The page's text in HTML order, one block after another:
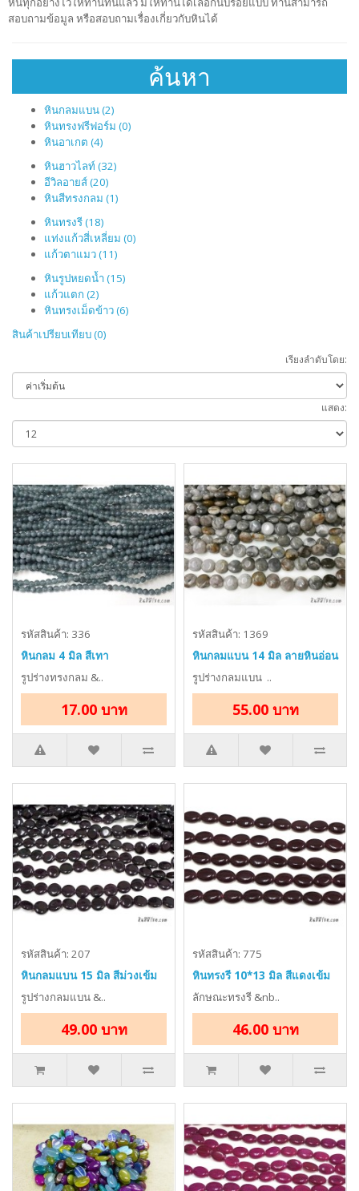
สอบถามข้อมูล หรือสอบถามเรื่องเกี่ยวกับหินได้
ค้นหา
หินกลมแบน (2)
หินทรงฟรีฟอร์ม (0)
หินอาเกต (4)
หินฮาวไลท์ (32)
อีวิลอายส์ (20)
หินสีทรงกลม (1)
หินทรงรี (18)
แท่งแก้วสี่เหลี่ยม (0)
แก้วตาแมว (11)
หินรูปหยดน้ำ (15)
แก้วแตก (2)
หินทรงเม็ดข้าว (6)
สินค้าเปรียบเทียบ (0)
เรียงลำดับโดย:
แสดง:
รหัสสินค้า: 336
หินกลม 4 มิล สีเทา
รูปร่างทรงกลม &..
17.00 บาท
รหัสสินค้า: 1369
หินกลมแบน 14 มิล ลายหินอ่อน
รูปร่างกลมแบน ..
55.00 บาท
รหัสสินค้า: 207
หินกลมแบน 15 มิล สีม่วงเข้ม
รูปร่างกลมแบน &..
49.00 บาท
รหัสสินค้า: 775
หินทรงรี 10*13 มิล สีแดงเข้ม
ลักษณะทรงรี &nb..
46.00 บาท